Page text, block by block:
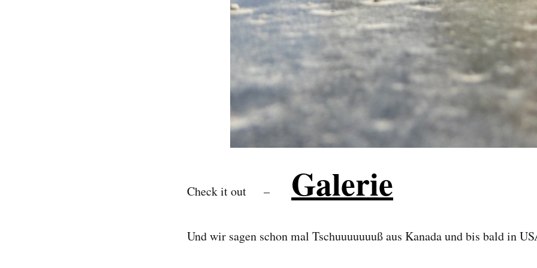
Check it out – Galerie
Und wir sagen schon mal Tschuuuuuuuß aus Kanada und bis bald in